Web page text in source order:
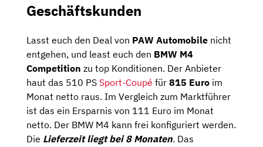
Geschäftskunden
Lasst euch den Deal von PAW Automobile nicht
entgehen, und least euch den BMW M4
Competition zu top Konditionen. Der Anbieter
haut das 510 PS Sport-Coupé für 815 Euro im
Monat netto raus. Im Vergleich zum Marktführer
ist das ein Ersparnis von 111 Euro im Monat
netto. Der BMW M4 kann frei konfiguriert werden.
Die Lieferzeit liegt bei 8 Monaten. Das